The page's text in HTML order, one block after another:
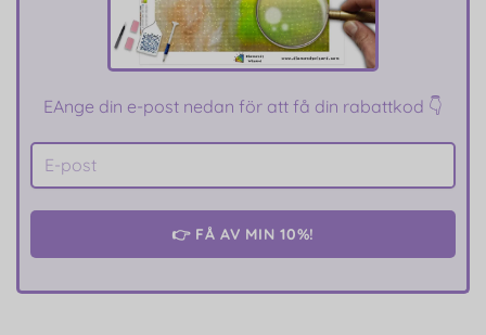
EAnge din e-post nedan för att få din rabattkod 👇
👉 FÅ AV MIN 10%!